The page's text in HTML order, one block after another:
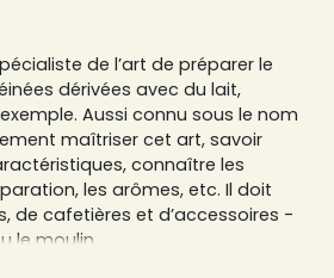
de l’art de préparer le
dérivées avec du lait,
Aussi connu sous le nom
maîtriser cet art, savoir
connaître les
les arômes, etc. Il doit
de cafetières et d’accessoires -
le moulin.
en quête de la tasse